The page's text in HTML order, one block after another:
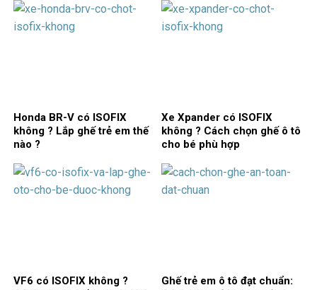
Honda BR-V có ISOFIX
không ? Lắp ghế trẻ em thế
nào ?
Xe Xpander có ISOFIX
không ? Cách chọn ghế ô tô
cho bé phù hợp
VF6 có ISOFIX không ?
Ghế trẻ em ô tô đạt chuẩn: